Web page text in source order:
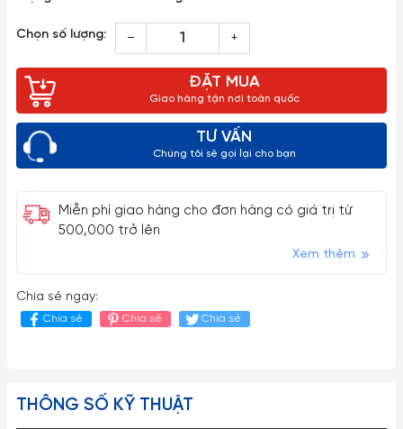
Chọn số lượng: – +
ĐẶT MUA
Giao hàng tận nơi toàn quốc
TƯ VẤN
Chúng tôi sẽ gọi lại cho bạn
Miễn phí giao hàng cho đơn hàng có giá trị từ
500,000 trở lên
Xem thêm
Chia sẻ ngay:
Chia sẻ Chia sẻ Chia sẻ
THÔNG SỐ KỸ THUẬT